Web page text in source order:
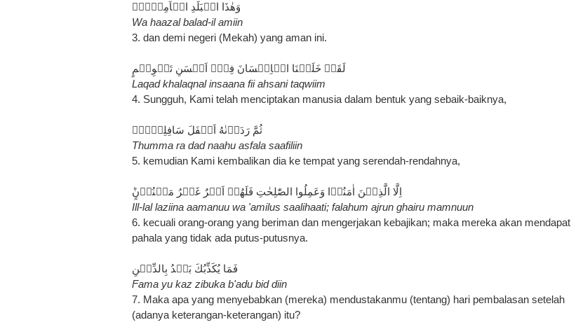
وَهٰذَا الۡبَلَدِ الۡاَمِيۡنِۙ
Wa haazal balad-il amiin
3. dan demi negeri (Mekah) yang aman ini.
لَقَدۡ خَلَقۡنَا الۡاِنۡسَانَ فِىۡۤ اَحۡسَنِ تَقۡوِيۡمٍ
Laqad khalaqnal insaana fii ahsani taqwiim
4. Sungguh, Kami telah menciptakan manusia dalam bentuk yang sebaik-baiknya,
ثُمَّ رَدَدۡنٰهُ اَسۡفَلَ سَافِلِيۡنَۙ
Thumma ra dad naahu asfala saafiliin
5. kemudian Kami kembalikan dia ke tempat yang serendah-rendahnya,
اِلَّا الَّذِيۡنَ اٰمَنُوۡا وَعَمِلُوا الصّٰلِحٰتِ فَلَهُمۡ اَجۡرٌ غَيۡرُ مَمۡنُوۡنٍؕ
Ill-lal laziina aamanuu wa 'amilus saalihaati; falahum ajrun ghairu mamnuun
6. kecuali orang-orang yang beriman dan mengerjakan kebajikan; maka mereka akan mendapat
pahala yang tidak ada putus-putusnya.
فَمَا يُكَذِّبُكَ بَعۡدُ بِالدِّيۡنِ‏
Fama yu kaz zibuka b'adu bid diin
7. Maka apa yang menyebabkan (mereka) mendustakanmu (tentang) hari pembalasan setelah
(adanya keterangan-keterangan) itu?